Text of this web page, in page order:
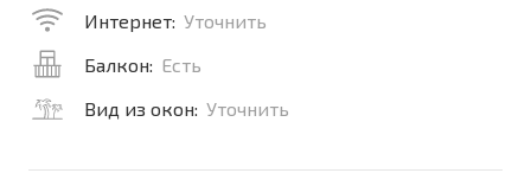
Интернет: Уточнить
Балкон: Есть
Вид из окон: Уточнить